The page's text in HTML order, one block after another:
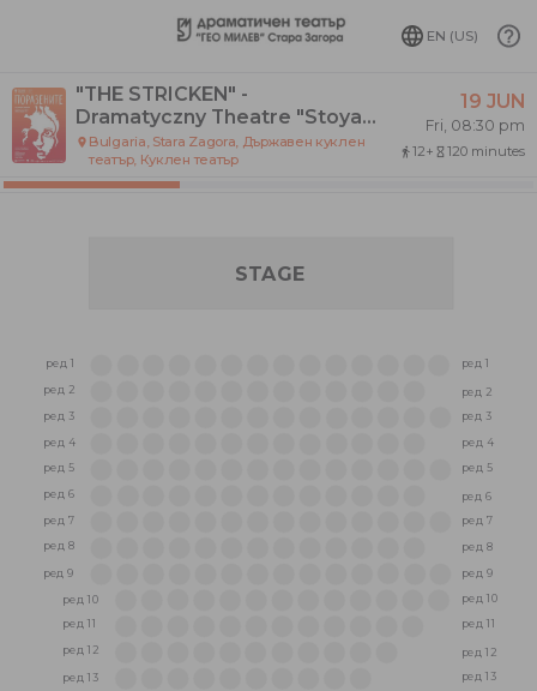
EN (US)
"THE STRICKEN" -
Dramatyczny Theatre "Stoyan
Bachvarov"
place Bulgaria, Stara Zagora, Държавен куклен
театър, Куклен театър
19 JUN
Fri, 08:30 pm
directions_walk12+ hourglass_empty 120 minutes
ред 13
ред 12
ред 11
ред 10
ред 9
ред 8
ред 7
ред 6
ред 5
ред 4
ред 3
ред 2
ред 1
ред 13
ред 12
ред 11
ред 10
ред 9
ред 8
ред 7
ред 6
ред 5
ред 4
ред 3
ред 2
ред 1
STAGE